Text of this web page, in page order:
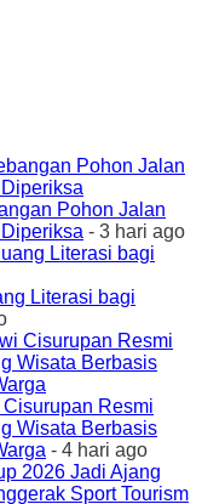
Pohon Jalan
- 3 hari ago
Literasi bagi
Resmi
Wisata Berbasis
- 4 hari ago